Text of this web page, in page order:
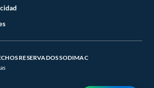
RESERVADOS SODIMAC